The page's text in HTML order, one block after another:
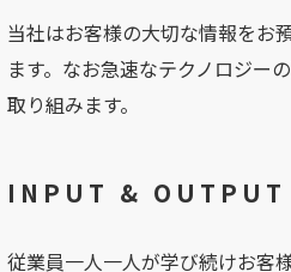
当社はお客様の大切な情報をお
ます。なお急速なテクノロジー
取り組みます。
INPUT & OUTPUT
従業員一人一人が学び続けお客